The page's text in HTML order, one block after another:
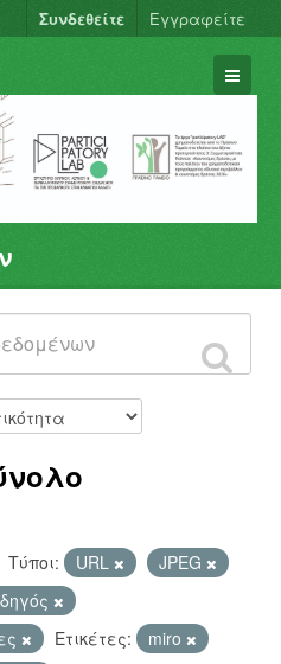
Συνδεθείτε Εγγραφείτε
Τύποι: URL
JPEG
Ετικέτες:
miro